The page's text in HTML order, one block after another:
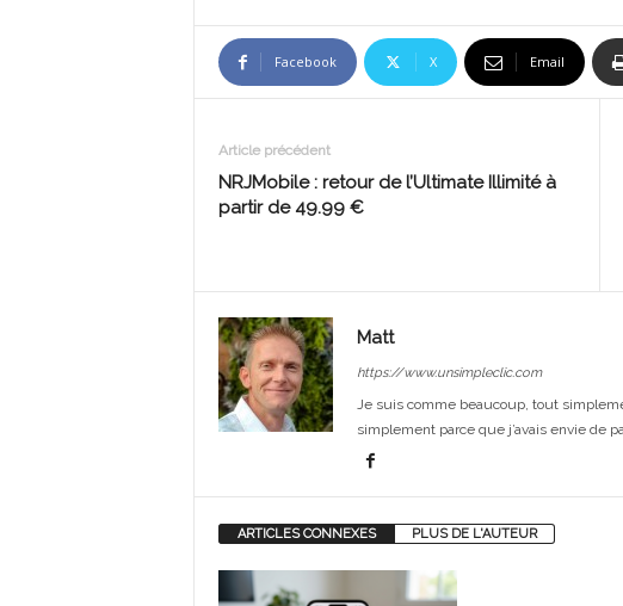
Facebook X Email
Article précédent
NRJMobile : retour de l’Ultimate Illimité à
partir de 49.99 €
Matt
https://www.unsimpleclic.com
Je suis comme beaucoup, tout
simplement parce que j’avais envie de
ARTICLES CONNEXES PLUS DE L'AUTEUR